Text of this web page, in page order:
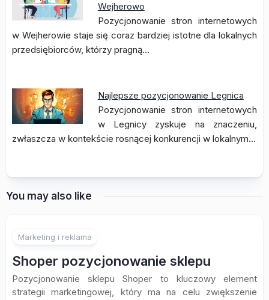
Wejherowo
Pozycjonowanie stron internetowych
w Wejherowie staje się coraz bardziej istotne dla lokalnych
przedsiębiorców, którzy pragną…
Najlepsze pozycjonowanie Legnica
Pozycjonowanie stron internetowych
w Legnicy zyskuje na znaczeniu,
zwłaszcza w kontekście rosnącej konkurencji w lokalnym…
You may also like
Marketing i reklama
Shoper pozycjonowanie sklepu
Pozycjonowanie sklepu Shoper to kluczowy element
strategii marketingowej, który ma na celu zwiększenie